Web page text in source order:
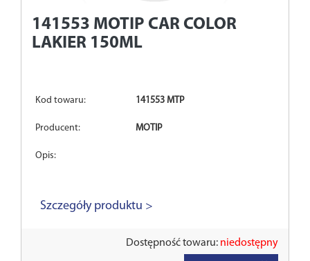
141553 MOTIP CAR COLOR
LAKIER 150ML
Kod towaru: 141553 MTP
Producent: MOTIP
Opis:
Szczegóły produktu >
Dostępność towaru: niedostępny